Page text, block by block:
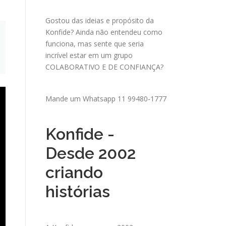
Gostou das ideias e propósito da
Konfide? Ainda não entendeu como
funciona, mas sente que seria
incrível estar em um grupo
COLABORATIVO E DE CONFIANÇA?
Mande um Whatsapp 11 99480-1777
Konfide -
Desde 2002
criando
histórias